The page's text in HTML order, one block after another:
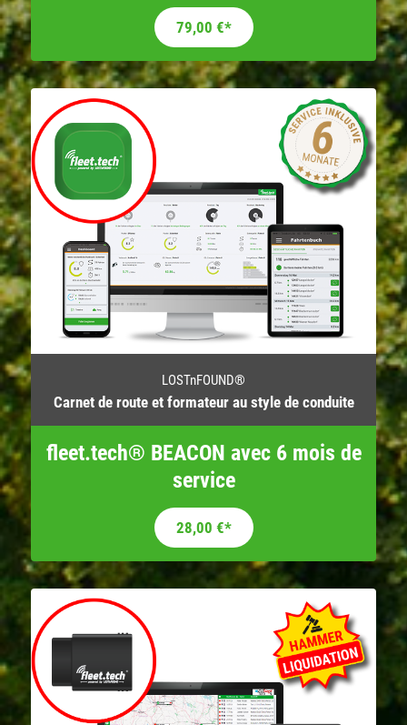
79,00 €*
LOSTnFOUND®
Carnet de route et formateur au style de conduite
fleet.tech® BEACON avec 6 mois de
service
28,00 €*